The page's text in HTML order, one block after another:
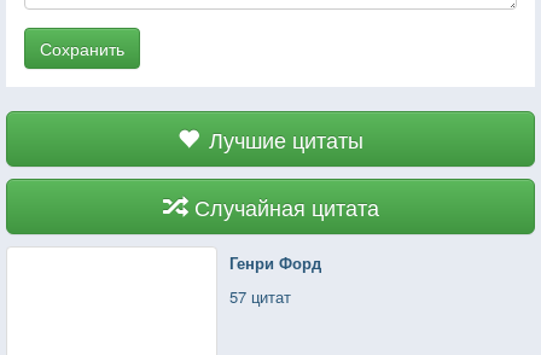
Сохранить
Лучшие цитаты
Случайная цитата
Генри Форд
57 цитат